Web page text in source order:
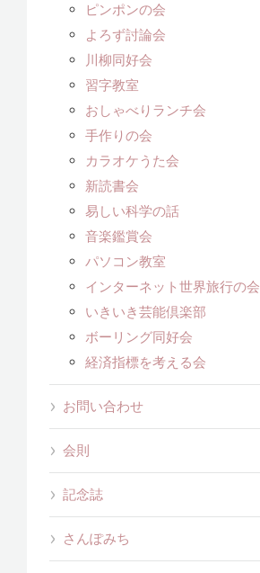
ピンポンの会
よろず討論会
川柳同好会
習字教室
おしゃべりランチ会
手作りの会
カラオケうた会
新読書会
易しい科学の話
音楽鑑賞会
パソコン教室
インターネット世界旅行の会
いきいき芸能倶楽部
ボーリング同好会
経済指標を考える会
お問い合わせ
会則
記念誌
さんぽみち